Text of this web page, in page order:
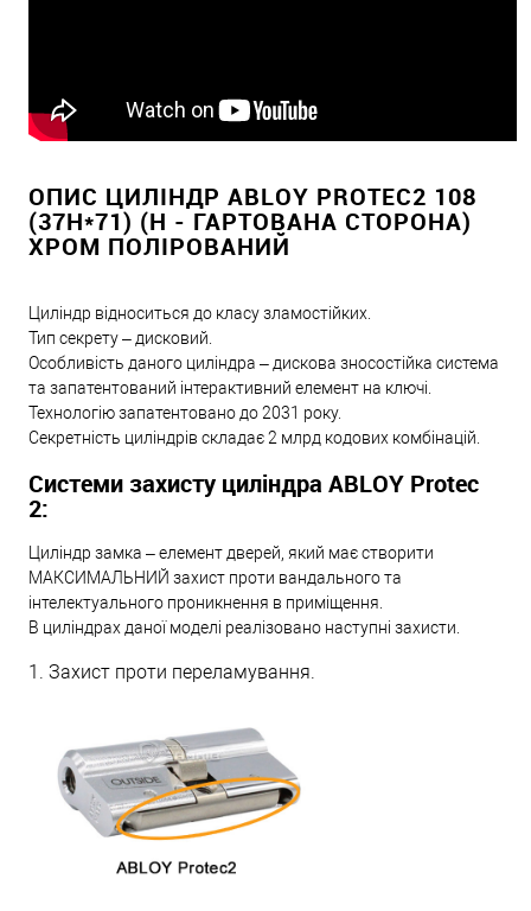
ОПИС ЦИЛІНДР ABLOY PROTEC2 108
(37H*71) (H - ГАРТОВАНА СТОРОНА)
ХРОМ ПОЛІРОВАНИЙ
Циліндр відноситься до класу зламостійких.
Тип секрету – дисковий.
Особливість даного циліндра – дискова зносостійка система
та запатентований інтерактивний елемент на ключі.
Технологію запатентовано до 2031 року.
Секретність циліндрів складає 2 млрд кодових комбінацій.
Системи захисту циліндра ABLOY Protec
2:
Циліндр замка – елемент дверей, який має створити
МАКСИМАЛЬНИЙ захист проти вандального та
інтелектуального проникнення в приміщення.
В циліндрах даної моделі реалізовано наступні захисти.
1. Захист проти переламування.